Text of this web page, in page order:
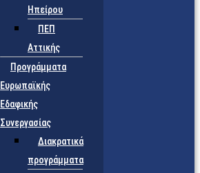
Ηπείρου
ΠΕΠ
Αττικής
Προγράμματα
Ευρωπαϊκής
Εδαφικής
Συνεργασίας
Διακρατικά
προγράμματα